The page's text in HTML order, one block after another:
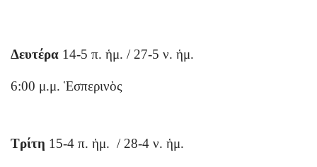
Δευτέρα 14-5 π. ἡμ. / 27-5 ν. ἡμ.
6:00 μ.μ. Ἑσπερινὸς
Τρίτη 15-4 π. ἡμ. / 28-4 ν. ἡμ.